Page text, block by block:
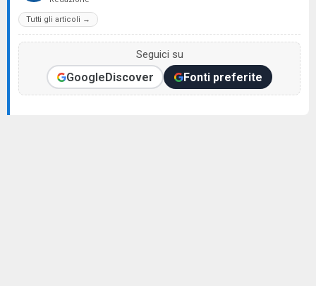
Tutti gli articoli →
Seguici su
GoogleDiscover Fonti preferite